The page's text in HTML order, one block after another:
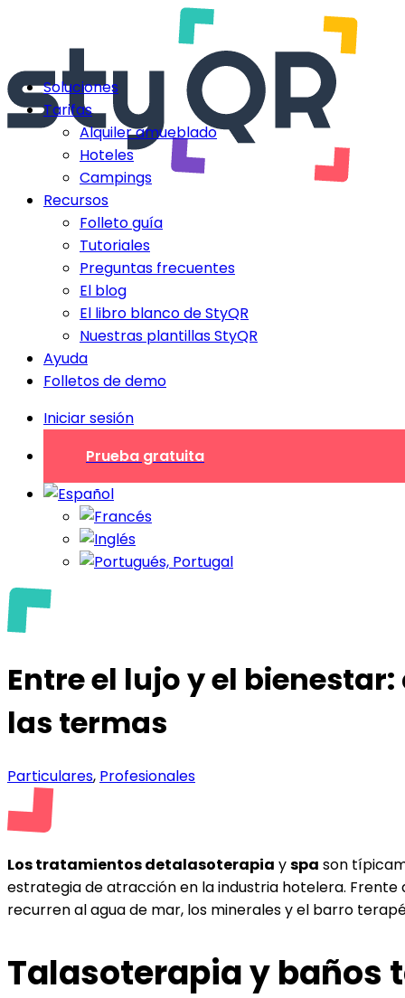
Soluciones
Tarifas
Alquiler amueblado
Hoteles
Campings
Recursos
Folleto guía
Tutoriales
Preguntas frecuentes
El blog
El libro blanco de StyQR
Nuestras plantillas StyQR
Ayuda
Folletos de demo
Iniciar sesión
Prueba gratuita
Entre el lujo y el
las termas
Particulares, Profesionales
Los tratamientos detalasoterapia yspa son
estrategia de atracción en la industria hotelera.
recurren al agua de mar, los minerales y el barro
Talasoterapia y baños